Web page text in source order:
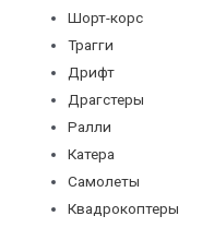
Шорт-корс
Трагги
Дрифт
Драгстеры
Ралли
Катера
Самолеты
Квадрокоптеры